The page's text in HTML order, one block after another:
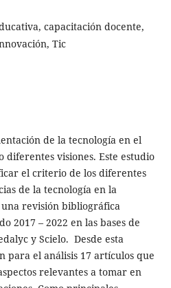
capacitación docente,
Tic
de la tecnología en el
visiones. Este estudio
el criterio de los diferentes
de la tecnología en la
una revisión bibliográfica
2017 – 2022 en las bases de
y Scielo. Desde esta
para el análisis 17 artículos que
relevantes a tomar en